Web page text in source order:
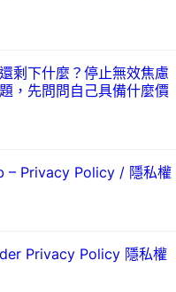
剩下什麼？停止無效焦慮
，先問問自己具備什麼價
– Privacy Policy / 隱私權
Privacy Policy 隱私權